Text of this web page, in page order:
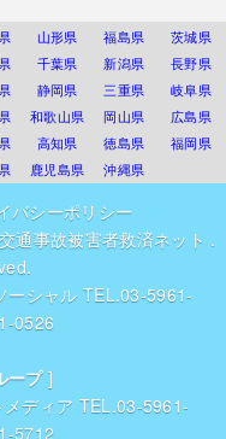
山形県 福島県
茨城県
千葉県 新潟県
長野県
静岡県 三重県
岐阜県
和歌山県 岡山県
広島県
高知県 徳島県
福岡県
鹿児島県 沖縄県
バシーポリシー
通事故被害者救済ネット .
ーシャル TEL.03-5961-
0526
ープ]
ディア TEL.03-5961-
5712